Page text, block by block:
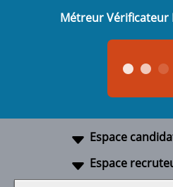
Métreur Vérificateur
Espace
Espace